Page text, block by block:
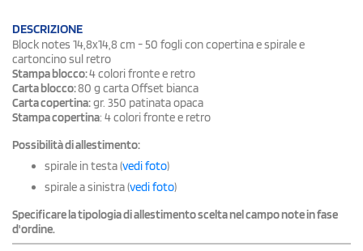
DESCRIZIONE
Block notes 14,8x14,8 cm - 50 fogli con copertina e spirale e
cartoncino sul retro
Stampa blocco:4 colori fronte e retro
Carta blocco:80 g carta Offset bianca
Carta copertina:gr. 350 patinata opaca
Stampa copertina: 4 colori fronte e retro
Possibilità di allestimento:
spirale in testa (vedi foto)
spirale a sinistra (vedi foto)
Specificare la tipologia di allestimento scelta nel campo note in fase
d'ordine.